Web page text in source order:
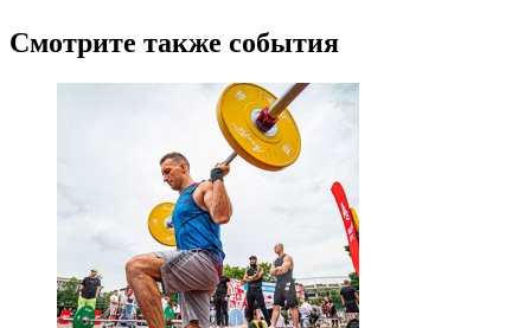
Смотрите также события